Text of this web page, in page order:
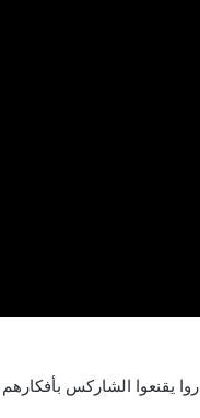
يقنعوا الشاركس